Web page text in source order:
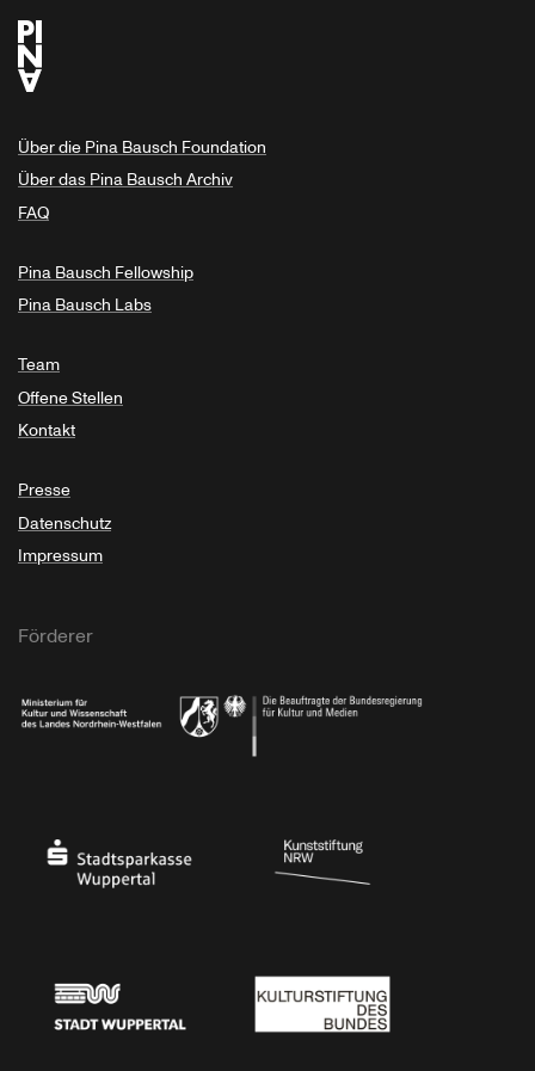
Über die Pina Bausch Foundation
Über das Pina Bausch Archiv
FAQ
Pina Bausch Fellowship
Pina Bausch Labs
Team
Offene Stellen
Kontakt
Presse
Datenschutz
Impressum
Förderer